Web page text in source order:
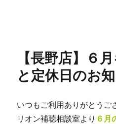
【長野店】６
と定休日のお
いつもご利用ありがとうご
リオン補聴相談室より ６月